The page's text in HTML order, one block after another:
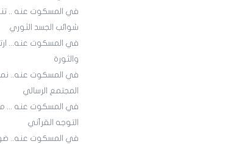
في المسكوت عنه ..
شوائب الجسد الثوري
في المسكوت عنه...
والثورة
في المسكوت عنه..
المجتمع الرسالي
في المسكوت عنه ...
التوجه القرآني
في المسكوت عنه..